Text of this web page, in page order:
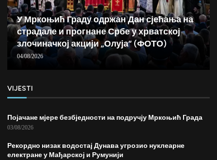
У Мркоњић Граду одржан Дан сјећања на
страдале и прогнане Србе у хрватској
злочиначкој акцији „Олуја“ (ФОТО)
04/08/2026
VIJESTI
Појачане мјере безбједности на подручју Мркоњић Града
03/08/2026
Рекордно низак водостај Дунава угрозио нуклеарне
електране у Мађарској и Румунији